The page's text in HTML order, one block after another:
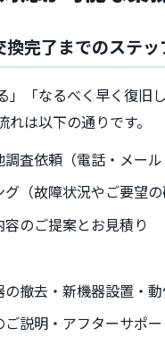
換完了までのステッ
」「なるべく早く復
は以下の通りです。
査依頼（電話・メール
（故障状況やご要望の
のご提案とお見積り
撤去・新機器設置・動
説明・アフターサポ